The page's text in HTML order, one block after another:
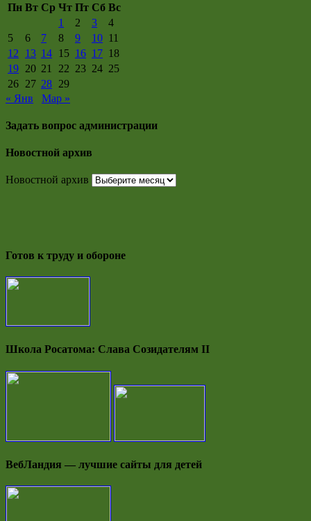
Пн Вт Ср Чт Пт Сб Вс
1
2 3
4
5
6 7 8 9 10 11
12
13 14 15 16 17 18
19 20 21 22 23 24 25
26 27 28 29
« Янв
Мар »
Задать вопрос администрации
Новостной архив
Новостной архив
Готов к труду и обороне
Школа Росатома: Слава Созидателям II
ВебЛандия — лучшие сайты для детей